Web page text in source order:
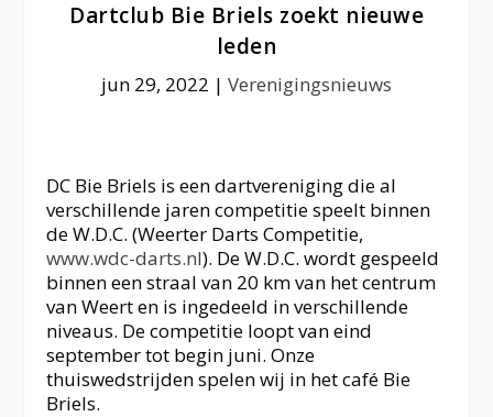
Dartclub Bie Briels zoekt nieuwe
leden
jun 29, 2022 | Verenigingsnieuws
DC Bie Briels is een dartvereniging die al
verschillende jaren competitie speelt binnen
de W.D.C. (Weerter Darts Competitie,
www.wdc-darts.nl). De W.D.C. wordt gespeeld
binnen een straal van 20 km van het centrum
van Weert en is ingedeeld in verschillende
niveaus. De competitie loopt van eind
september tot begin juni. Onze
thuiswedstrijden spelen wij in het café Bie
Briels.